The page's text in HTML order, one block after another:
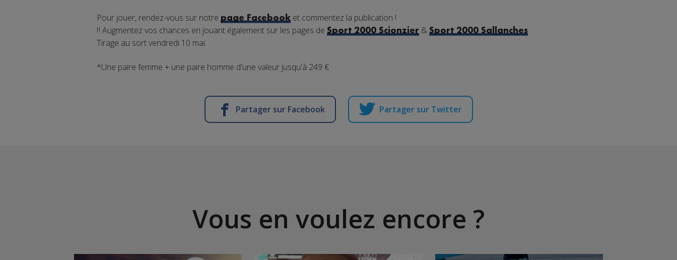
Pour jouer, rendez-vous sur notre page Facebook et commentez la publication !
‼ Augmentez vos chances en jouant également sur les pages de Sport 2000 Scionzier & Sport 2000 Sallanches
Tirage au sort vendredi 10 mai.
*Une paire femme + une paire homme d'une valeur jusqu'à 249 €
Partager sur Facebook Partager sur Twitter
Vous en voulez encore ?